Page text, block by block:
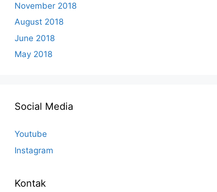
November 2018
August 2018
June 2018
May 2018
Social Media
Youtube
Instagram
Kontak